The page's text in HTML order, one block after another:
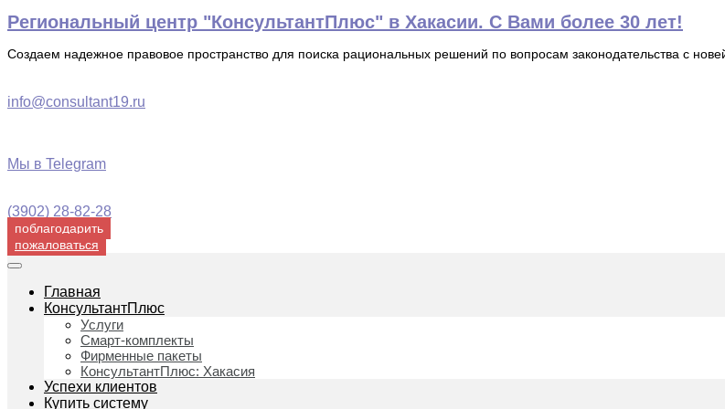
Перейти
к
содержимому
Региональный центр "КонсультантПлюс" в Хакасии. С Вами более 30 лет!
Создаем надежное правовое пространство для поиска рациональных решений по вопросам законодательства с
info@consultant19.ru
Мы в Telegram
(3902) 28-82-28
поблагодарить
пожаловаться
Главная
КонсультантПлюс
Услуги
Смарт-комплекты
Фирменные пакеты
КонсультантПлюс: Хакасия
Успехи клиентов
Купить систему